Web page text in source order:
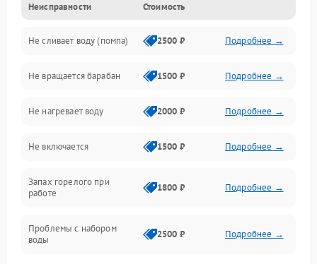
Электропитание
Водоснабжение
Слив
Программное обеспечение
Неисправности Стоимость
Не сливает воду (помпа) 2500 ₽ Подробнее →
Не вращается барабан 1500 ₽ Подробнее →
Не нагревает воду 2000 ₽ Подробнее →
Не включается 1500 ₽ Подробнее →
Запах горелого при
работе
1800 ₽ Подробнее →
Проблемы с набором
воды
2500 ₽ Подробнее →